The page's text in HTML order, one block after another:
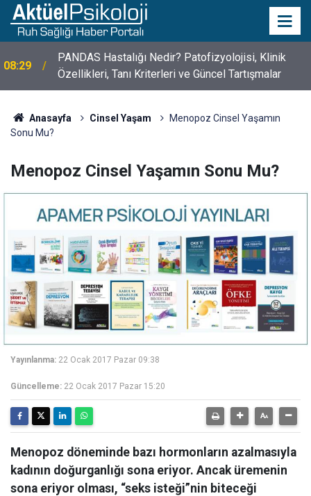
08:29
PANDAS Hastalığı Nedir? Patofizyolojisi, Klinik
Özellikleri, Tanı Kriterleri ve Güncel Tartışmalar
10:30
10 Mayıs Psikologlar Günü Nasıl Ortaya Çıktı? 10
Mayıs Tarihinin Hikayesi
Anasayfa Cinsel Yaşam
Menopoz Cinsel Yaşamın
Sonu Mu?
Menopoz Cinsel Yaşamın Sonu Mu?
Yayınlanma: 22 Ocak 2017 Pazar 09:38
Güncelleme: 22 Ocak 2017 Pazar 15:20
Menopoz döneminde bazı hormonların azalmasıyla
kadının doğurganlığı sona eriyor. Ancak üremenin
sona eriyor olması, “seks isteği”nin biteceği